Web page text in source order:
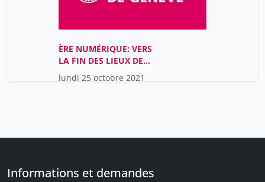
ÈRE NUMÉRIQUE: VERS
LA FIN DES LIEUX DE
SAVOIR?
lundi 25 octobre 2021
Informations et demandes